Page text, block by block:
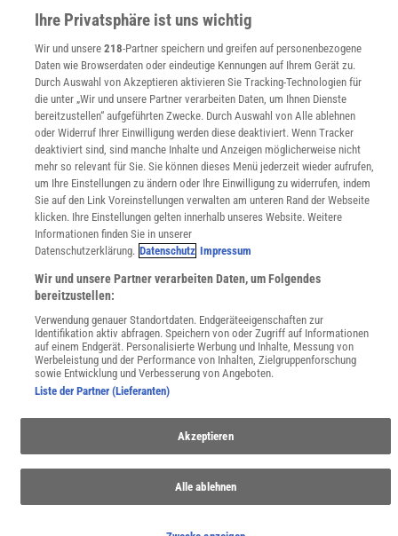
WEITERE ANGEBOTE
Angebote für Institutionen
Sprachen lernen mit Gymglish
Lexika
Für Spektrum schreiben
Zugänglichkeitserklärung
WEBSEITEN
KielSCN
Wissenschaft in die Schulen
SciLogs
Uns finden Sie auch hier:
Ihre Privatsphäre ist uns wichtig
Wir und unsere218-Partner speichern und greifen auf personenbezogene
Daten wie Browserdaten oder eindeutige Kennungen auf Ihrem Gerät zu.
Durch Auswahl von Akzeptieren aktivieren Sie Tracking-Technologien für
die unter „Wir und unsere Partner verarbeiten Daten, um Ihnen Dienste
bereitzustellen“ aufgeführten Zwecke. Durch Auswahl von Alle ablehnen
oder Widerruf Ihrer Einwilligung werden diese deaktiviert. Wenn Tracker
deaktiviert sind, sind manche Inhalte und Anzeigen möglicherweise nicht
mehr so relevant für Sie. Sie können dieses Menü jederzeit wieder aufrufen,
um Ihre Einstellungen zu ändern oder Ihre Einwilligung zu widerrufen, indem
Sie auf den Link Voreinstellungen verwalten am unteren Rand der Webseite
klicken. Ihre Einstellungen gelten innerhalb unseres Website. Weitere
Informationen finden Sie in unserer
Datenschutzerklärung. Datenschutz Impressum
Wir und unsere Partner verarbeiten Daten, um Folgendes
bereitzustellen:
Verwendung genauer Standortdaten. Endgeräteeigenschaften zur
Identifikation aktiv abfragen. Speichern von oder Zugriff auf Informationen
auf einem Endgerät. Personalisierte Werbung und Inhalte, Messung von
Werbeleistung und der Performance von Inhalten, Zielgruppenforschung
sowie Entwicklung und Verbesserung von Angeboten.
Liste der Partner (Lieferanten)
Akzeptieren
Alle ablehnen